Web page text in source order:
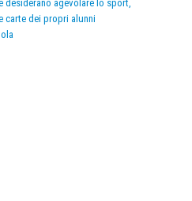
agevolare lo sport,
carte dei propri alunni